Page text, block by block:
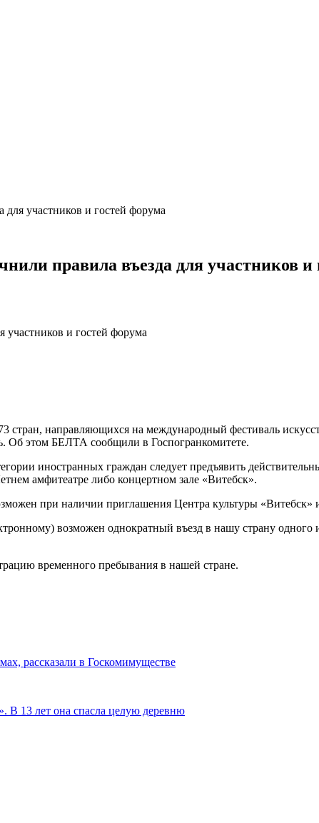
участников и гостей форума
правила въезда для участников и
направляющихся на международный фестиваль
Об этом БЕЛТА сообщили в Госпогранкомитете.
иностранных граждан следует предъявить
амфитеатре либо концертном зале «Витебск».
при наличии приглашения Центра культуры «Витебск»
возможен однократный въезд в нашу страну одного
временного пребывания в нашей стране.
рассказали в Госкомимуществе
В 13 лет она спасла целую деревню